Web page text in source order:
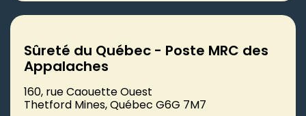
Sûreté du Québec - Poste MRC des
Appalaches
160, rue Caouette Ouest
Thetford Mines, Québec G6G 7M7